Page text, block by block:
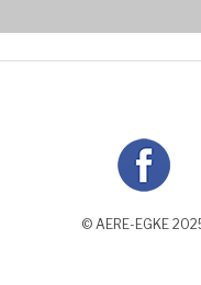
© AERE-EGKE